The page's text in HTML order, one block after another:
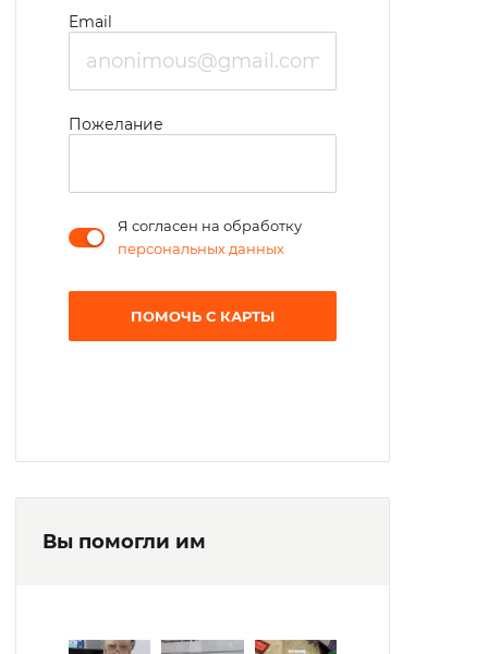
Email
Пожелание
Я согласен на обработку
персональных данных
ПОМОЧЬ С КАРТЫ
Вы помогли им